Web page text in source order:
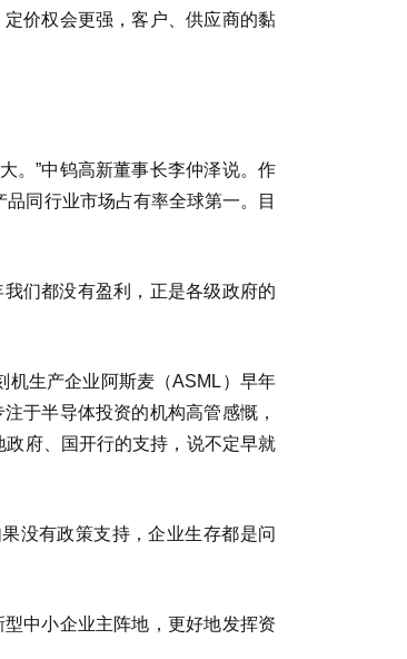
价权会更强，客户、供应商的黏
。”中钨高新董事长李仲泽说。作
同行业市场占有率全球第一。目
们都没有盈利，正是各级政府的
机生产企业阿斯麦（ASML）早年
于半导体投资的机构高管感慨，
府、国开行的支持，说不定早就
没有政策支持，企业生存都是问
中小企业主阵地，更好地发挥资